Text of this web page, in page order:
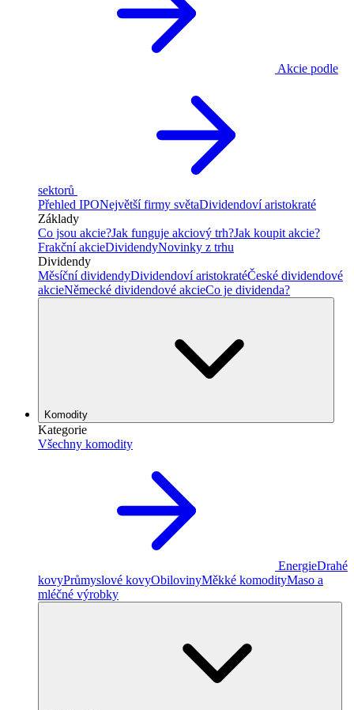
Akcie podle
sektorů
Přehled IPONejvětší firmy světaDividendoví aristokraté
Základy
Co jsou akcie?Jak funguje akciový trh?Jak koupit akcie?
Frakční akcieDividendyNovinky z trhu
Dividendy
Měsíční dividendyDividendoví aristokratéČeské dividendové
akcieNěmecké dividendové akcieCo je dividenda?
Komodity
Kategorie
Všechny komodity
EnergieDrahé
kovyPrůmyslové kovyObilovinyMěkké komodityMaso a
mléčné výrobky